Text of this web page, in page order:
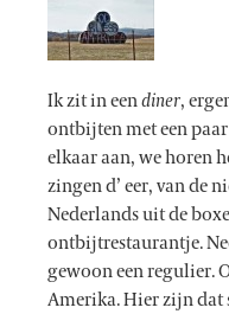
Ik zit in eendiner,
ontbijten met een
elkaar aan, we horen
zingen d’ eer, van de
Nederlands uit de
ontbijtrestaurantje.
gewoon een regulier.
Amerika. Hier zijn dat